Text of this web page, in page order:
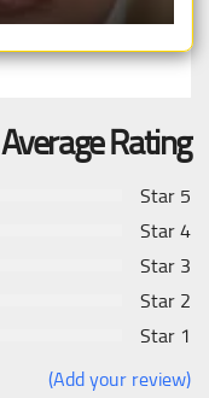
Average Rating
5 Star
4 Star
3 Star
2 Star
1 Star
(Add your review)